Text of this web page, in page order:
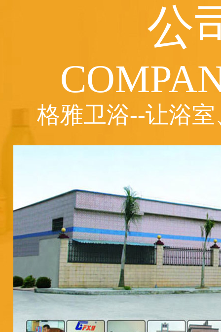
公
格雅卫浴--让浴